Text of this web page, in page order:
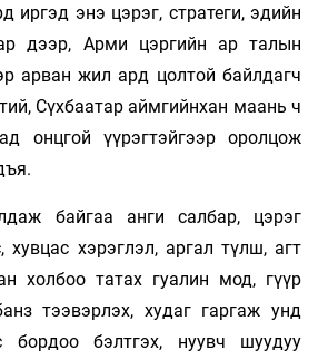
иргэд энэ цэрэг, стратеги, эдийн
дээр, Арми цэргийн ар талын
арван жил ард цолтой байлдагч
Сүхбаатар аймгийнхан маань ч
онцгой үүрэгтэйгээр оролцож
байгаа анги салбар, цэрэг
хувцас хэрэглэл, аргал түлш, агт
холбоо татах гуалин мод, гүүр
тээвэрлэх, худаг гаргаж унд
бордоо бэлтгэх, нуувч шуудуу